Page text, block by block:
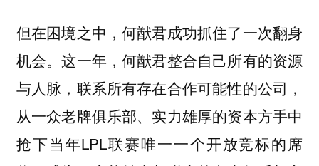
但在困境之中，何猷君成功抓住了一次翻身
机会。这一年，何猷君整合自己所有的资源
与人脉，联系所有存在合作可能性的公司，
从一众老牌俱乐部、实力雄厚的资本方手中
抢下当年LPL联赛唯一一个开放竞标的席